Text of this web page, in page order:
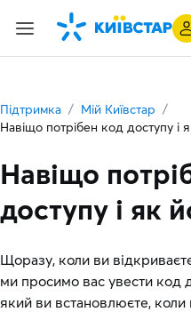
Підтримка
Мій Київстар
Навіщо потрібен код доступу і
Навіщо
доступу і як
Щоразу, коли ви
ми просимо вас увести код
який ви встановлюєте,